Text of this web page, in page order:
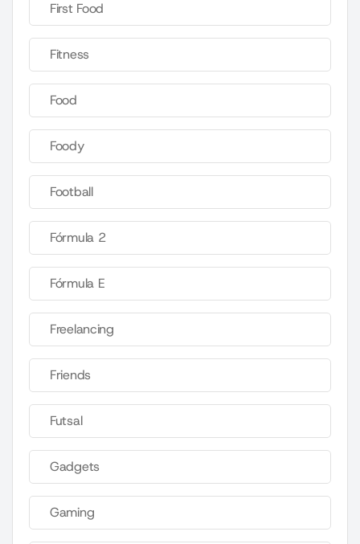
First Food
Fitness
Food
Foody
Football
Fórmula 2
Fórmula E
Freelancing
Friends
Futsal
Gadgets
Gaming